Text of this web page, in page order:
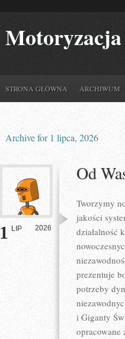
Motoryzacja
STRONA GŁÓWNA ARCHIWUM
Archive for 1 lipca, 2026
1 LIP 2026
Od
Tworzymy
jakości
działalność
prezentuje
potrzeby
i Giganty
opracowane